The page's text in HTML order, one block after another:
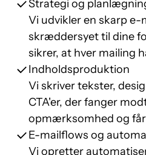
Strategi og
Vi udvikler en skarp
skræddersyet til dine
sikrer, at hver mailing
Indholdsproduktion
Vi skriver tekster,
CTA'er, der fanger
opmærksomhed og
E-mailflows og
Vi opretter